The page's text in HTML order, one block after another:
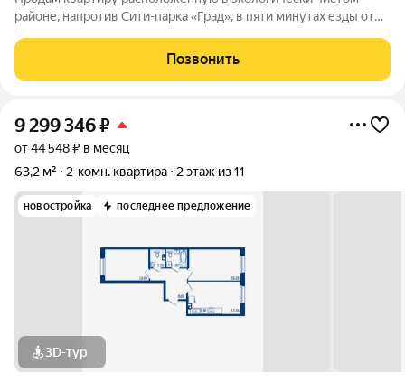
районе, напротив Сити-парка «Град», в пяти минутах езды от
стиле. В квартире система «умный дом», увеличенные окна. На
территории жилого
Позвонить
9 299 346₽
от 44 548 ₽ в месяц
63,2 м²
2-комн. квартира 2 этаж из 11
новостройка последнее предложение
3D-тур